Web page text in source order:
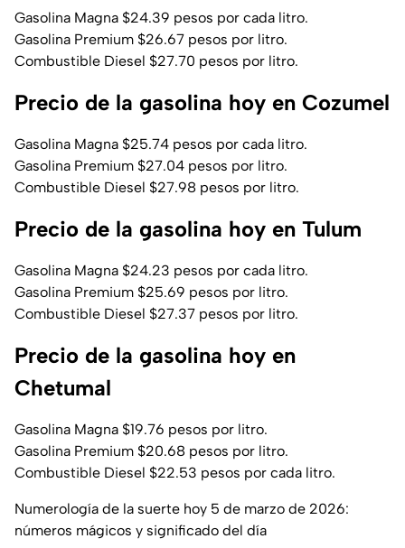
Gasolina Magna $24.39 pesos por cada litro.
Gasolina Premium $26.67 pesos por litro.
Combustible Diesel $27.70 pesos por litro.
Precio de la gasolina hoy en Cozumel
Gasolina Magna $25.74 pesos por cada litro.
Gasolina Premium $27.04 pesos por litro.
Combustible Diesel $27.98 pesos por litro.
Precio de la gasolina hoy en Tulum
Gasolina Magna $24.23 pesos por cada litro.
Gasolina Premium $25.69 pesos por litro.
Combustible Diesel $27.37 pesos por litro.
Precio de la gasolina hoy en
Chetumal
Gasolina Magna $19.76 pesos por litro.
Gasolina Premium $20.68 pesos por litro.
Combustible Diesel $22.53 pesos por cada litro.
Numerología de la suerte hoy 5 de marzo de 2026:
números mágicos y significado del día